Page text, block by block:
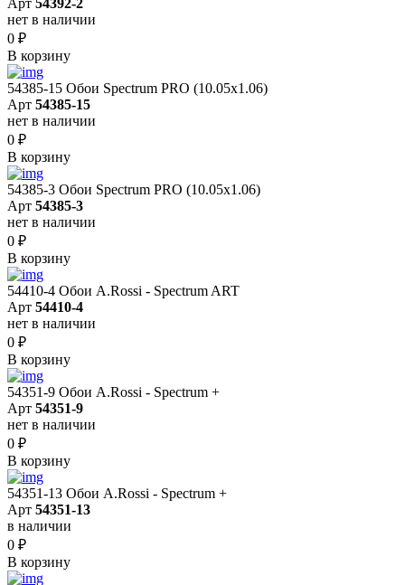
нет в наличии
0 ₽
В корзину
54385-15 Обои Spectrum PRO (10.05х1.06)
Арт 54385-15
нет в наличии
0 ₽
В корзину
54385-3 Обои Spectrum PRO (10.05х1.06)
Арт 54385-3
нет в наличии
0 ₽
В корзину
54410-4 Обои A.Rossi - Spectrum ART
Арт 54410-4
нет в наличии
0 ₽
В корзину
54351-9 Обои A.Rossi - Spectrum +
Арт 54351-9
нет в наличии
0 ₽
В корзину
54351-13 Обои A.Rossi - Spectrum +
Арт 54351-13
в наличии
0 ₽
В корзину